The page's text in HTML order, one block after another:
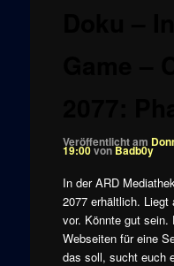
Veröffentlicht am
19:00vonBadb0y
In der ARD
2077 erhältlich.
vor. Könnte gut sein.
Webseiten für eine
das soll, sucht euch